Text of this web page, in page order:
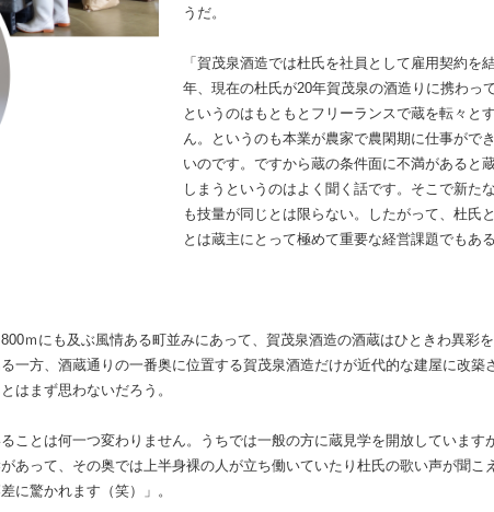
うだ。
「賀茂泉酒造では杜氏を社員として雇用契約を
年、現在の杜氏が20年賀茂泉の酒造りに携わっ
というのはもともとフリーランスで蔵を転々と
ん。というのも本業が農家で農閑期に仕事がで
いのです。ですから蔵の条件面に不満があると
しまうというのはよく聞く話です。そこで新た
も技量が同じとは限らない。したがって、杜氏
とは蔵主にとって極めて重要な経営課題でもある
ｍにも及ぶ風情ある町並みにあって、賀茂泉酒造の酒蔵はひときわ異彩
一方、酒蔵通りの一番奥に位置する賀茂泉酒造だけが近代的な建屋に改築
はまず思わないだろう。
ことは何一つ変わりません。うちでは一般の方に蔵見学を開放しています
あって、その奥では上半身裸の人が立ち働いていたり杜氏の歌い声が聞こ
に驚かれます（笑）」。